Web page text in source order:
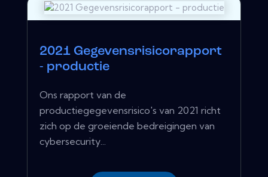
2021 Gegevensrisicorapport
- productie
Ons rapport van de
productiegegevensrisico's van 2021 richt
zich op de groeiende bedreigingen van
cybersecurity...